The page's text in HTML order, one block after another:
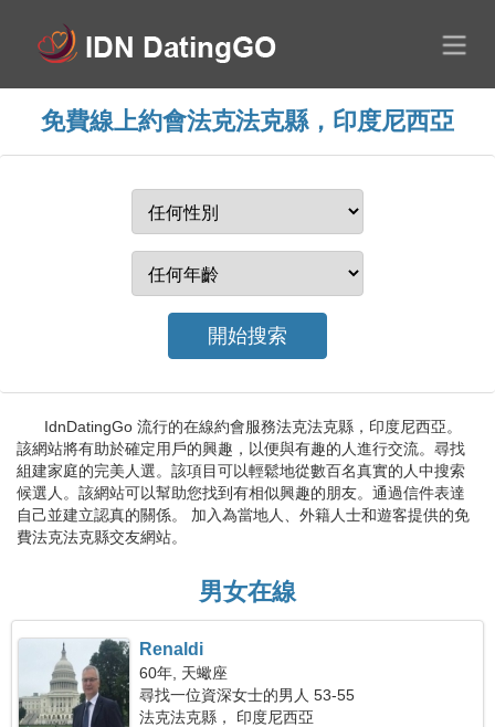
免費線上約會法克法克縣，印度尼西亞
IdnDatingGo 流行的在線約會服務法克法克縣，印度尼西亞。
該網站將有助於確定用戶的興趣，以便與有趣的人進行交流。尋找
組建家庭的完美人選。該項目可以輕鬆地從數百名真實的人中搜索
候選人。該網站可以幫助您找到有相似興趣的朋友。通過信件表達
自己並建立認真的關係。 加入為當地人、外籍人士和遊客提供的免
費法克法克縣交友網站。
男女在線
Renaldi
60年, 天蠍座
尋找一位資深女士的男人 53-55
法克法克縣， 印度尼西亞